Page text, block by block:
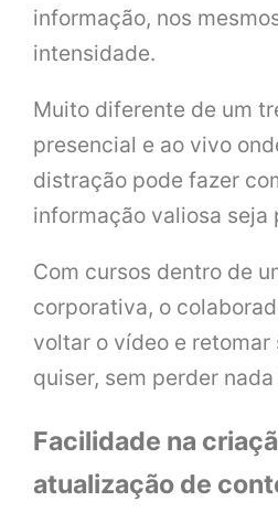
informação, nos
intensidade.
Muito diferente de um
presencial e ao vivo
distração pode fazer
informação valiosa seja
Com cursos dentro de
corporativa, o
voltar o vídeo e retomar
quiser, sem perder
Facilidade na
atualização de